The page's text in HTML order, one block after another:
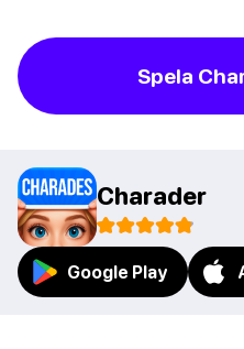
Spela
Charader
Google Play